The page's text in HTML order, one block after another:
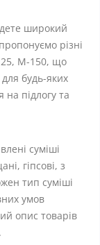
широкий
різні
М-150, що
будь-яких
підлогу та
суміші
гіпсові, з
тип суміші
умов
опис товарів